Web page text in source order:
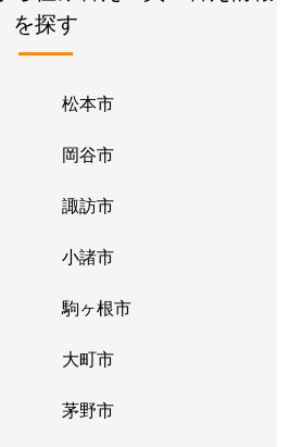
を探す
松本市
岡谷市
諏訪市
小諸市
駒ヶ根市
大町市
茅野市